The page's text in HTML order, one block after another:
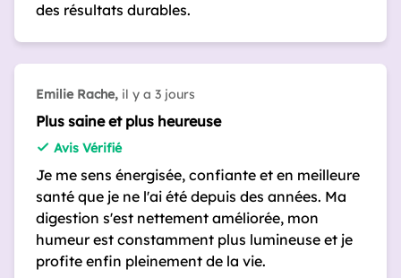
des résultats durables.
Emilie Rache, il y a 3 jours
Plus saine et plus heureuse
Avis Vérifié
Je me sens énergisée, confiante et en meilleure
santé que je ne l'ai été depuis des années. Ma
digestion s'est nettement améliorée, mon
humeur est constamment plus lumineuse et je
profite enfin pleinement de la vie.